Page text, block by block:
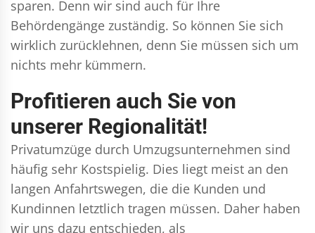
sparen. Denn wir sind auch für Ihre
Behördengänge zuständig. So können Sie sich
wirklich zurücklehnen, denn Sie müssen sich um
nichts mehr kümmern.
Profitieren auch Sie von
unserer Regionalität!
Privatumzüge durch Umzugsunternehmen sind
häufig sehr Kostspielig. Dies liegt meist an den
langen Anfahrtswegen, die die Kunden und
Kundinnen letztlich tragen müssen. Daher haben
wir uns dazu entschieden, als